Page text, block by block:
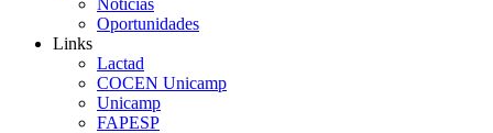
Notícias
Oportunidades
Links
Lactad
COCEN Unicamp
Unicamp
FAPESP